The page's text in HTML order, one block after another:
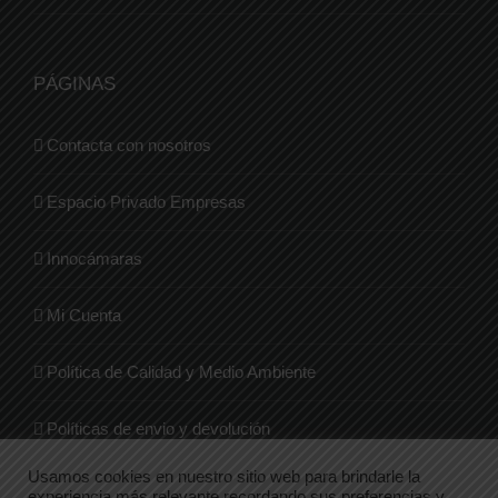
PÁGINAS
Contacta con nosotros
Espacio Privado Empresas
Innocámaras
Mi Cuenta
Política de Calidad y Medio Ambiente
Políticas de envio y devolución
Quienes Somos
Usamos cookies en nuestro sitio web para brindarle la